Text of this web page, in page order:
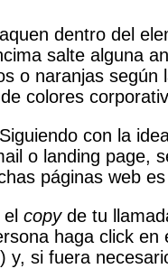
dentro del
salte alguna
o naranjas
colores
Siguiendo con la
o landing page,
páginas web
copy de tu
haga click
y, si fuera